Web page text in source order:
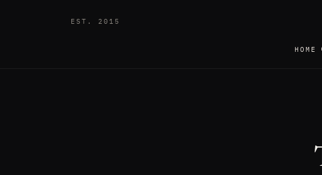
EST. 2015
HOME